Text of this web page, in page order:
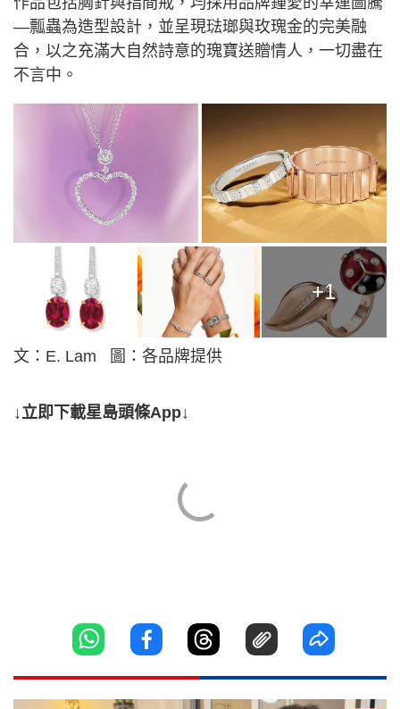
—瓢蟲為造型設計，並呈現琺瑯與玫瑰金的完美融
合，以之充滿大自然詩意的瑰寶送贈情人，一切盡在
不言中。
+1
文：E. Lam 圖：各品牌提供
↓立即下載星島頭條App↓